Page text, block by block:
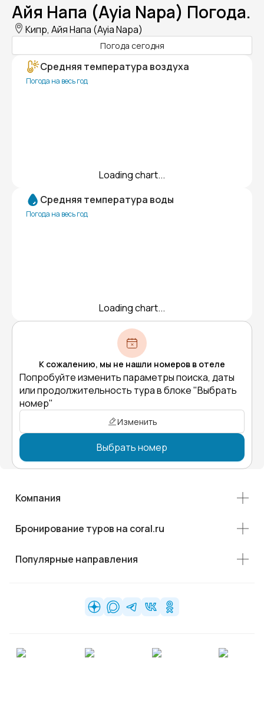
Айя Напа (Ayia Napa) Погода.
Кипр, Айя Напа (Ayia Napa)
Погода сегодня
Средняя температура воздуха
Погода на весь год
Loading chart...
Средняя температура воды
Погода на весь год
Loading chart...
К сожалению, мы не нашли номеров в отеле
Попробуйте изменить параметры поиска, даты
или продолжительность тура в блоке "Выбрать
номер"
Изменить
Выбрать номер
Компания
Бронирование туров на coral.ru
Популярные направления